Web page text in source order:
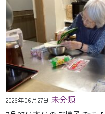
2026年06月27日 未分類